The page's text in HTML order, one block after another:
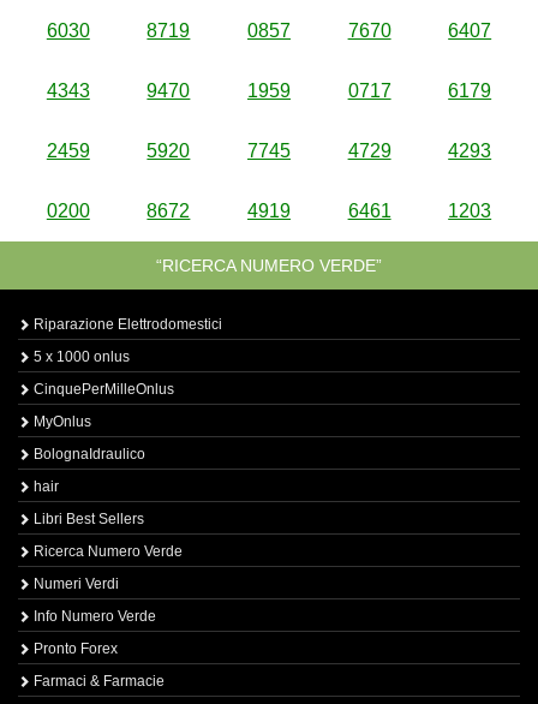
6030 8719 0857 7670 6407
4343 9470 1959 0717 6179
2459 5920 7745 4729 4293
0200 8672 4919 6461 1203
“RICERCA NUMERO VERDE”
Riparazione Elettrodomestici
5 x 1000 onlus
CinquePerMilleOnlus
MyOnlus
BolognaIdraulico
hair
Libri Best Sellers
Ricerca Numero Verde
Numeri Verdi
Info Numero Verde
Pronto Forex
Farmaci & Farmacie